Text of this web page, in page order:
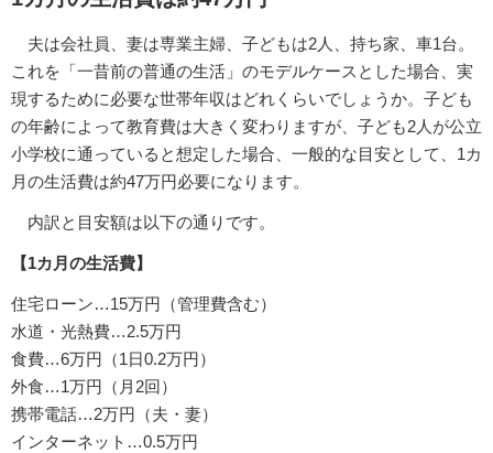
夫は会社員、妻は専業主婦、子どもは2人、持ち家、車1台。
これを「一昔前の普通の生活」のモデルケースとした場合、実
現するために必要な世帯年収はどれくらいでしょうか。子ども
の年齢によって教育費は大きく変わりますが、子ども2人が公立
小学校に通っていると想定した場合、一般的な目安として、1カ
月の生活費は約47万円必要になります。
内訳と目安額は以下の通りです。
【1カ月の生活費】
住宅ローン…15万円（管理費含む）
水道・光熱費…2.5万円
食費…6万円（1日0.2万円）
外食…1万円（月2回）
携帯電話…2万円（夫・妻）
インターネット…0.5万円